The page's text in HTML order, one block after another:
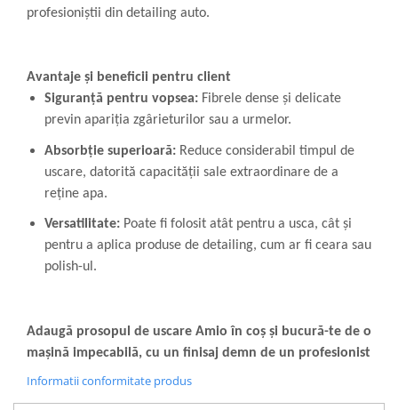
profesioniștii din detailing auto.
Avantaje și beneficii pentru client
Siguranță pentru vopsea: Fibrele dense și delicate
previn apariția zgârieturilor sau a urmelor.
Absorbție superioară: Reduce considerabil timpul de
uscare, datorită capacității sale extraordinare de a
reține apa.
Versatilitate: Poate fi folosit atât pentru a usca, cât și
pentru a aplica produse de detailing, cum ar fi ceara sau
polish-ul.
Adaugă prosopul de uscare Amio în coș și bucură-te de o
mașină impecabilă, cu un finisaj demn de un profesionist
Informatii conformitate produs